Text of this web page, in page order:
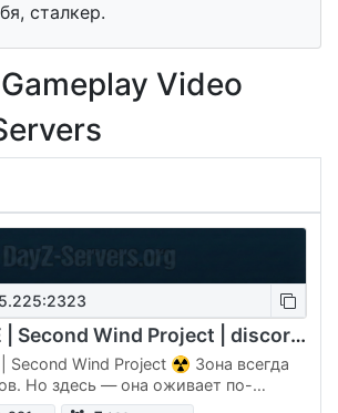
сталкер.
Video
STALKER PVE | Second Wind Project | discord.gg/4j8MkwUukk
| Second Wind Project ☢ Зона всегда
Но здесь — она оживает по-
Wind Project — это PVE-